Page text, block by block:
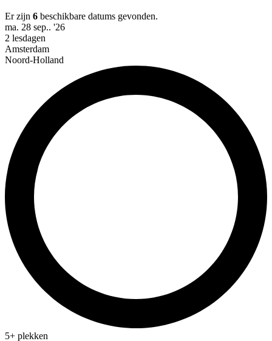
Er zijn 6 beschikbare datums gevonden.
ma. 28 sep.. '26
2 lesdagen
Amsterdam
Noord-Holland
5+ plekken